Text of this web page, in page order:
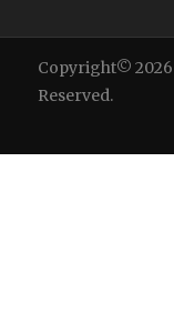
Copyright©
Reserved.